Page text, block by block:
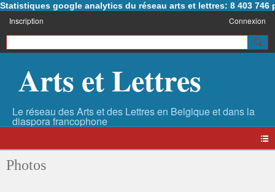
Statistiques google analytics du réseau arts et lettres: 8 403 746
Inscription Connexion
Arts et Lettres
Photos